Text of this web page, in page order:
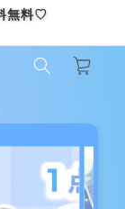
無料♡
ー